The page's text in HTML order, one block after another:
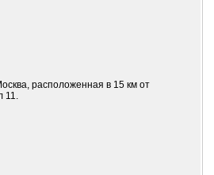
расположенная в 15 км от
11.